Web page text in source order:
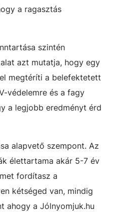
a ragasztás
szintén
azt mutatja, hogy egy
megtéríti a belefektetett
védelemre és a fagy
a legjobb eredményt érd
alapvető szempont. Az
élettartama akár 5-7 év
fordítasz a
kétséged van, mindig
ahogy a Jólnyomjuk.hu